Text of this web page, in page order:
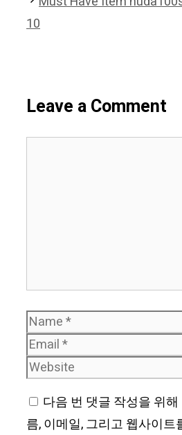
10
Leave a Comment
Name
다음 번 댓글 작성을 위
름, 이메일, 그리고 웹사이트